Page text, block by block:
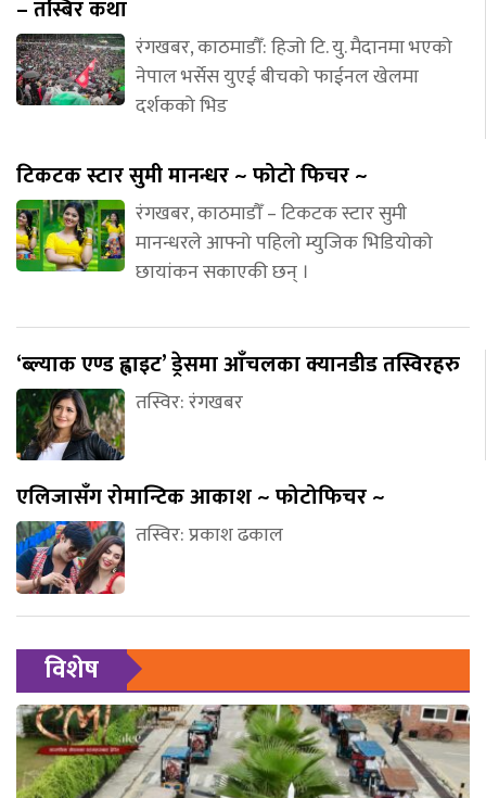
– तस्बिर कथा
रंगखबर, काठमाडौँ: हिजो टि. यु. मैदानमा भएको
नेपाल भर्सेस युएई बीचको फाईनल खेलमा
दर्शकको भिड
टिकटक स्टार सुमी मानन्धर ~ फोटो फिचर ~
रंगखबर, काठमाडौँ – टिकटक स्टार सुमी
मानन्धरले आफ्नो पहिलो म्युजिक भिडियोको
छायांकन सकाएकी छन् ।
‘ब्ल्याक एण्ड ह्वाइट’ ड्रेसमा आँचलका क्यानडीड तस्विरहरु
तस्विर: रंगखबर
एलिजासँग रोमान्टिक आकाश ~ फोटोफिचर ~
तस्विर: प्रकाश ढकाल
विशेष